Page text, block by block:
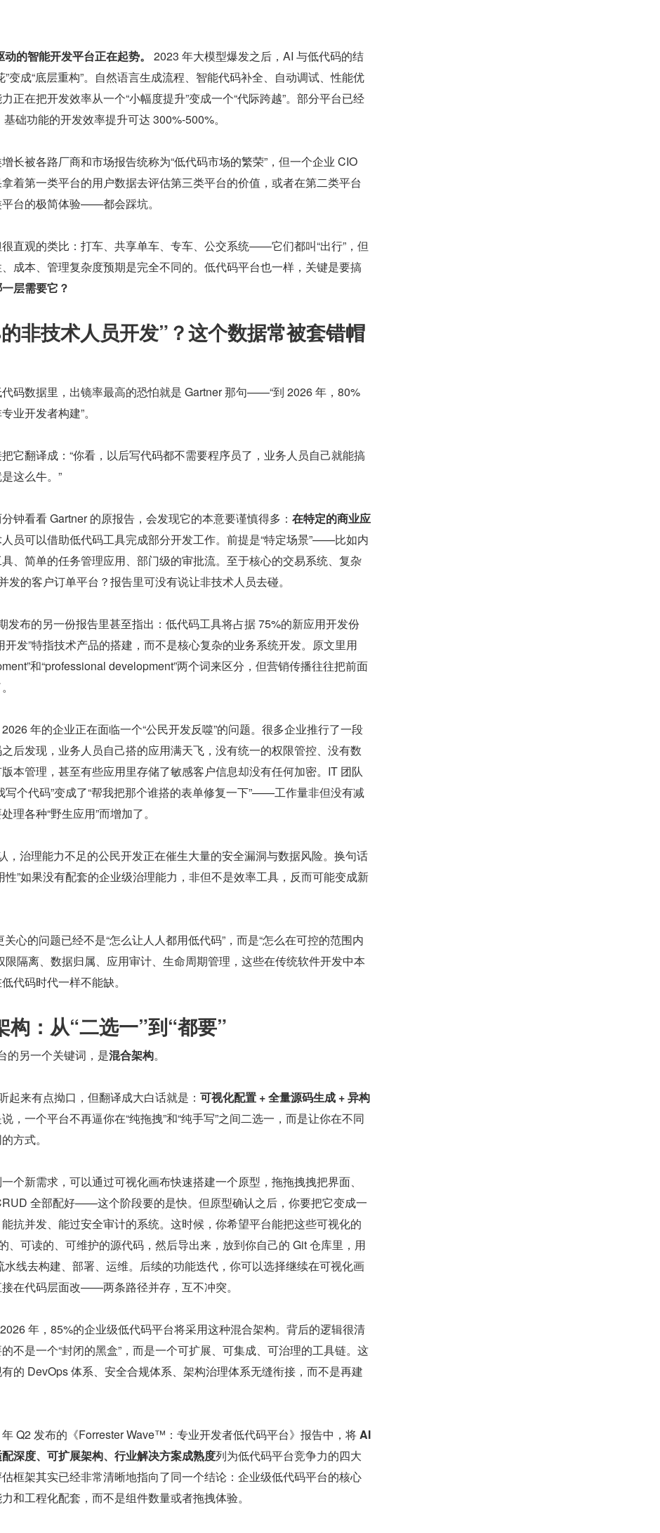
的智能开发平台正在起势。
2023 年大模型爆发之后，AI 与低代码的结
”变成“底层重构”。自然语言生成流程、智能代码补全、自动调试、性能优
在把开发效率从一个“小幅度提升”变成一个“代际跨越”。部分平台已经
础功能的开发效率提升可达 300%-500%。
长被各路厂商和市场报告统称为“低代码市场的繁荣”，但一个企业 CIO
着第一类平台的用户数据去评估第三类平台的价值，或者在第二类平台
台的极简体验——都会踩坑。
直观的类比：打车、共享单车、专车、公交系统——它们都叫“出行”，但
成本、管理复杂度预期是完全不同的。低代码平台也一样，关键是要搞
层需要它？
非技术人员开发”？这个数据常被套错帽
码数据里，出镜率最高的恐怕就是 Gartner 那句——“到 2026 年，80%
业开发者构建”。
它翻译成：“你看，以后写代码都不需要程序员了，业务人员自己就能搞
这么牛。”
钟看看 Gartner 的原报告，会发现它的本意要谨慎得多： 在特定的商业应
人员可以借助低代码工具完成部分开发工作。前提是“特定场景”——比如内
、简单的任务管理应用、部门级的审批流。至于核心的交易系统、复杂
发的客户订单平台？报告里可没有说让非技术人员去碰。
发布的另一份报告里甚至指出：低代码工具将占据 75%的新应用开发份
开发”特指技术产品的搭建，而不是核心复杂的业务系统开发。原文里用
和“professional development”两个词来区分，但营销传播往往把前面
年的企业正在面临一个“公民开发反噬”的问题。很多企业推行了一段
后发现，业务人员自己搭的应用满天飞，没有统一的权限管控、没有数
本管理，甚至有些应用里存储了敏感客户信息却没有任何加密。IT 团队
写个代码”变成了“帮我把那个谁搭的表单修复一下”——工作量非但没有减
理各种“野生应用”而增加了。
，治理能力不足的公民开发正在催生大量的安全漏洞与数据风险。换句话
性”如果没有配套的企业级治理能力，非但不是效率工具，反而可能变成新
心的问题已经不是“怎么让人人都用低代码”，而是“怎么在可控的范围内
隔离、数据归属、应用审计、生命周期管理，这些在传统软件开发中本
代码时代一样不能缺。
构：从“二选一”到“都要”
的另一个关键词，是混合架构。
起来有点拗口，但翻译成大白话就是： 可视化配置 + 全量源码生成 + 异构
，一个平台不再逼你在“纯拖拽”和“纯手写”之间二选一，而是让你在不同
方式。
个新需求，可以通过可视化画布快速搭建一个原型，拖拖拽拽把界面、
全部配好——这个阶段要的是快。但原型确认之后，你要把它变成一
抗并发、能过安全审计的系统。这时候，你希望平台能把这些可视化的
、可读的、可维护的源代码，然后导出来，放到你自己的 Git 仓库里，用
水线去构建、部署、运维。后续的功能迭代，你可以选择继续在可视化画
在代码层面改——两条路径并存，互不冲突。
年，85%的企业级低代码平台将采用这种混合架构。背后的逻辑很清
不是一个“封闭的黑盒”，而是一个可扩展、可集成、可治理的工具链。这
的 DevOps 体系、安全合规体系、架构治理体系无缝衔接，而不是再建
Q2 发布的《Forrester Wave™：专业开发者低代码平台》报告中，将 AI
深度、可扩展架构、行业解决方案成熟度列为低代码平台竞争力的四大
框架其实已经非常清晰地指向了同一个结论：企业级低代码平台的核心
和工程化配套，而不是组件数量或者拖拽体验。